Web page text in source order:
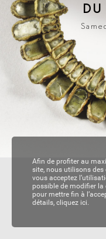
DU
Afin de profiter au
site, nous utilisons
vous acceptez
possible de modifier
pour mettre fin à
détails, cliquez ici.